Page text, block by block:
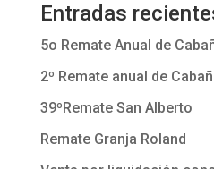
Entradas
5o Remate Anual de
2º Remate anual de
39ºRemate San Alberto
Remate Granja Roland